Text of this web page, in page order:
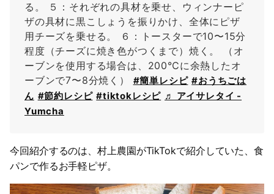
る。 ５：それぞれの具材を乗せ、ウィンナーピ
ザの具材に黒こしょうを振りかけ、全体にピザ
用チーズを乗せる。 ６：トースターで10〜15分
程度（チーズに焼き色がつくまで）焼く。 （オ
ーブンを使用する場合は、200℃に余熱したオ
ーブンで7〜8分焼く） #簡単レシピ #おうちごは
ん #節約レシピ #tiktokレシピ ♬ アイサレタイ -
Yumcha
今回紹介するのは、村上農園がTikTokで紹介していた、食
パンで作るお手軽ピザ。